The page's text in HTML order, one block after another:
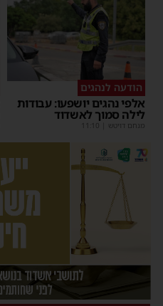
הודעה לנהגים
אלפי נהגים יושפעו: עבודות
לילה סמוך לאשדוד
מנחם דויטש 11:10